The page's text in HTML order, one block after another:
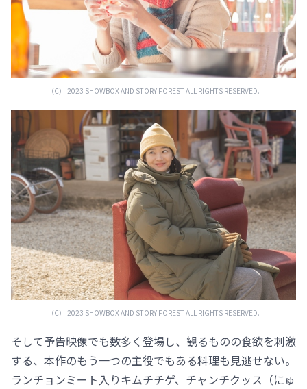
（C） 2023 SHOWBOX AND STORY FOREST ALL RIGHTS RESERVED.
（C） 2023 SHOWBOX AND STORY FOREST ALL RIGHTS RESERVED.
そして予告映像でも数多く登場し、観るものの食欲を刺激
する、本作のもう一つの主役でもある料理も見逃せない。
ランチョンミート入りキムチチゲ、チャンチクッス（にゅ